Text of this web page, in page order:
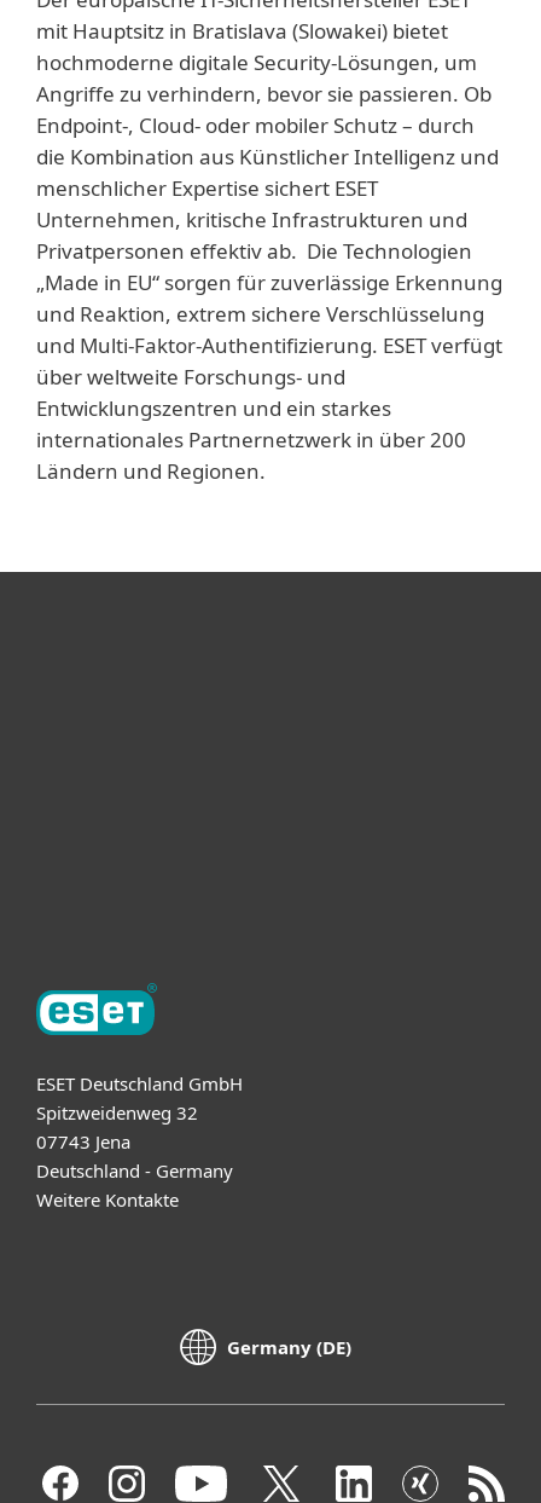
mit Hauptsitz in Bratislava (Slowakei) bietet
hochmoderne digitale Security-Lösungen, um
Angriffe zu verhindern, bevor sie passieren. Ob
Endpoint-, Cloud- oder mobiler Schutz – durch
die Kombination aus Künstlicher Intelligenz und
menschlicher Expertise sichert ESET
Unternehmen, kritische Infrastrukturen und
Privatpersonen effektiv ab. Die Technologien
„Made in EU“ sorgen für zuverlässige Erkennung
und Reaktion, extrem sichere Verschlüsselung
und Multi-Faktor-Authentifizierung. ESET verfügt
über weltweite Forschungs- und
Entwicklungszentren und ein starkes
internationales Partnernetzwerk in über 200
Ländern und Regionen.
ESET Deutschland GmbH
Spitzweidenweg 32
07743 Jena
Deutschland - Germany
Weitere Kontakte
Germany (DE)